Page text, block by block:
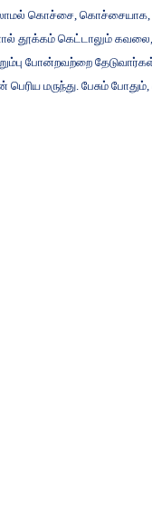
கொச்சை, கொச்சையாக,
தூக்கம் கெட்டாலும் கவலை,
போன்றவற்றை
பெரிய மருந்து. பேசும் போதும்,